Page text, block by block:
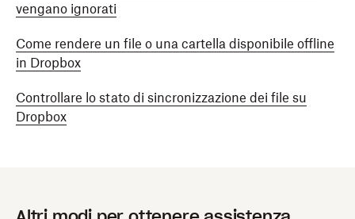
vengano ignorati
Come rendere un file o una cartella disponibile offline
in Dropbox
Controllare lo stato di sincronizzazione dei file su
Dropbox